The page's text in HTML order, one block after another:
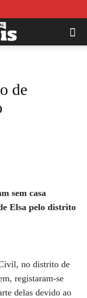
de
sem casa
Elsa pelo distrito
no distrito de
registaram-se
delas devido ao